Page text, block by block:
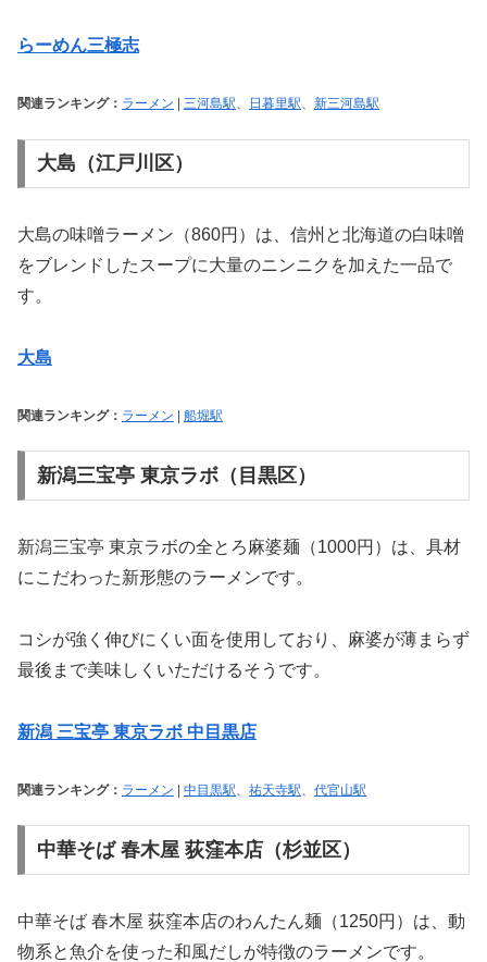
らーめん三極志
関連ランキング： ラーメン 三河島駅、 日暮里駅、 新三河島駅
大島（江戸川区）
大島の味噌ラーメン（860円）は、信州と北海道の白味噌
をブレンドしたスープに大量のニンニクを加えた一品で
す。
大島
関連ランキング： ラーメン | 船堀駅
新潟三宝亭 東京ラボ（目黒区）
新潟三宝亭 東京ラボの全とろ麻婆麺（1000円）は、具材
にこだわった新形態のラーメンです。
コシが強く伸びにくい面を使用しており、麻婆が薄まらず
最後まで美味しくいただけるそうです。
新潟 三宝亭 東京ラボ 中目黒店
関連ランキング： ラーメン | 中目黒駅 祐天寺駅 代官山駅
中華そば 春木屋 荻窪本店（杉並区）
中華そば 春木屋 荻窪本店のわんたん麺（1250円）は、動
物系と魚介を使った和風だしが特徴のラーメンです。